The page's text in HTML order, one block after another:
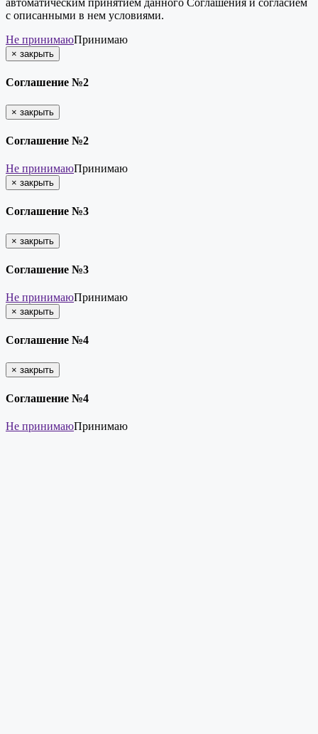
автоматическим принятием данного Соглашения и согласием
с описанными в нем условиями.
Не принимаюПринимаю
× закрыть
Соглашение №2
× закрыть
Соглашение №2
Не принимаюПринимаю
× закрыть
Соглашение №3
× закрыть
Соглашение №3
Не принимаюПринимаю
× закрыть
Соглашение №4
× закрыть
Соглашение №4
Не принимаюПринимаю